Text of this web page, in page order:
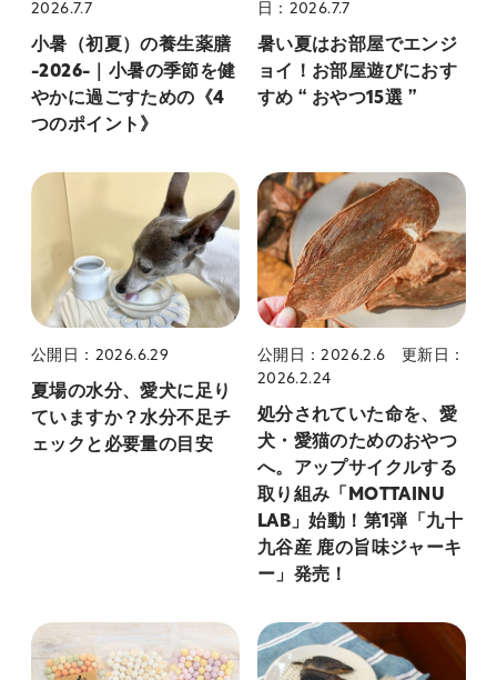
2026.7.7
小暑（初夏）の養生薬膳
-2026-｜小暑の季節を健
やかに過ごすための《4
つのポイント》
日：2026.7.7
暑い夏はお部屋でエンジ
ョイ！お部屋遊びにおす
すめ “ おやつ15選 ”
公開日：2026.6.29
夏場の水分、愛犬に足り
ていますか？水分不足チ
ェックと必要量の目安
公開日：2026.2.6
更新日：
2026.2.24
処分されていた命を、愛
犬・愛猫のためのおやつ
へ。アップサイクルする
取り組み「MOTTAINU
LAB」始動！第1弾「九十
九谷産 鹿の旨味ジャーキ
ー」発売！